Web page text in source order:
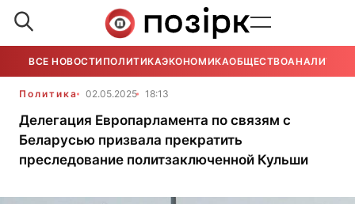
ВСЕ НОВОСТИ ПОЛИТИКАЭКОНОМИКАОБЩЕСТВОАНАЛИТИКА
Политика 02.05.2025 18:13
Делегация Европарламента по связям с
Беларусью призвала прекратить
преследование политзаключенной Кульши